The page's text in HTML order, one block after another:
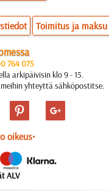
Toimitus ja maksu
764 075
arkipäivisin klo 9 - 15.
yhteyttä sähköpostitse.
oikeus•
ALV